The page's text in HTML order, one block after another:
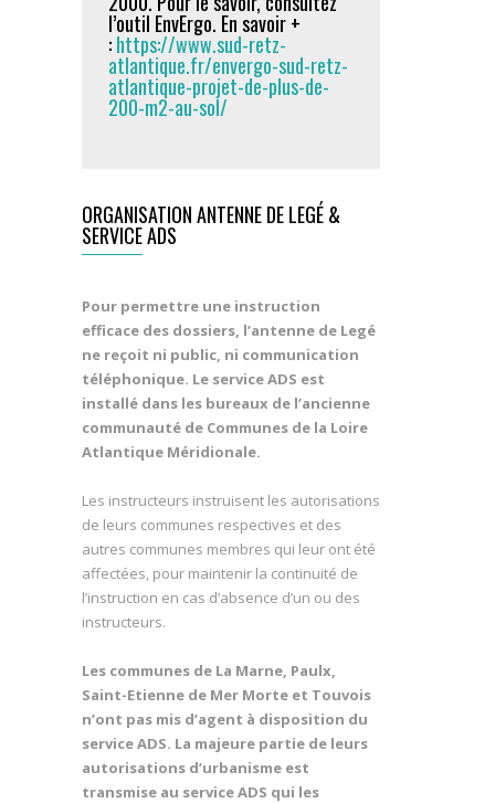
l’outil EnvErgo. En savoir +
:https://www.sud-retz-
atlantique.fr/envergo-sud-retz-
atlantique-projet-de-plus-de-
200-m2-au-sol/
ORGANISATION ANTENNE DE LEGÉ &
SERVICE ADS
Pour permettre une instruction
efficace des dossiers, l’antenne de Legé
ne reçoit ni public, ni communication
téléphonique. Le service ADS est
installé dans les bureaux de l’ancienne
communauté de Communes de la Loire
Atlantique Méridionale.
Les instructeurs instruisent les autorisations
de leurs communes respectives et des
autres communes membres qui leur ont été
affectées, pour maintenir la continuité de
l’instruction en cas d’absence d’un ou des
instructeurs.
Les communes de La Marne, Paulx,
Saint-Etienne de Mer Morte et Touvois
n’ont pas mis d’agent à disposition du
service ADS. La majeure partie de leurs
autorisations d’urbanisme est
transmise au service ADS qui les